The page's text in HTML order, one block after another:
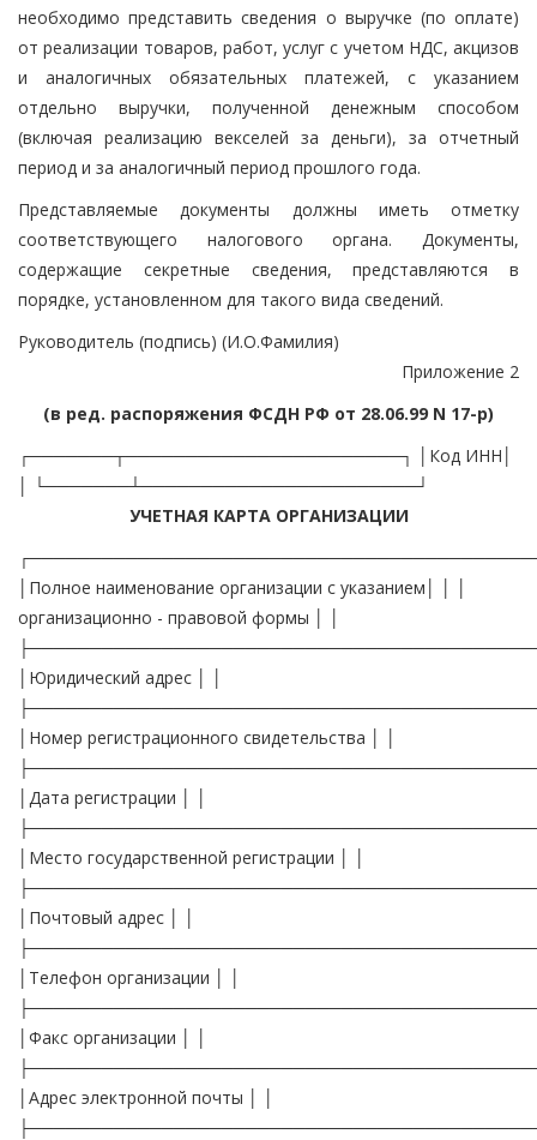
необходимо представить сведения о выручке (по оплате)
от реализации товаров, работ, услуг с учетом НДС, акцизов
и аналогичных обязательных платежей, с указанием
отдельно выручки, полученной денежным способом
(включая реализацию векселей за деньги), за отчетный
период и за аналогичный период прошлого года.
Представляемые документы должны иметь отметку
соответствующего налогового органа. Документы,
содержащие секретные сведения, представляются в
порядке, установленном для такого вида сведений.
Руководитель (подпись) (И.О.Фамилия)
Приложение 2
(в ред. распоряжения ФСДН РФ от 28.06.99 N 17-р)
┌───────┬───────────────────────┐ │Код ИНН│
│ └───────┴───────────────────────┘
УЧЕТНАЯ КАРТА ОРГАНИЗАЦИИ
│Полное наименование организации с указанием│ │ │
организационно - правовой формы │ │
│Юридический адрес │ │
│Номер регистрационного свидетельства │ │
│Дата регистрации │ │
│Место государственной регистрации │ │
│Почтовый адрес │ │
│Телефон организации │ │
│Факс организации │ │
│Адрес электронной почты │ │